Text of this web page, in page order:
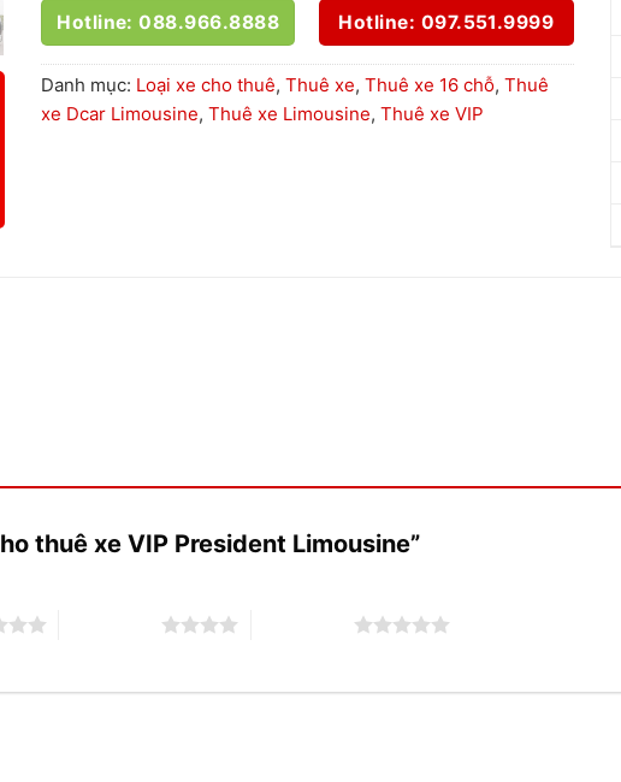
Hotline: 088.966.8888 Hotline: 097.551.9999
Danh mục: Loại xe cho thuê, Thuê xe, Thuê xe 16 chỗ, Thuê
xe Dcar Limousine, Thuê xe Limousine, Thuê xe VIP
thuê xe VIP President Limousine”